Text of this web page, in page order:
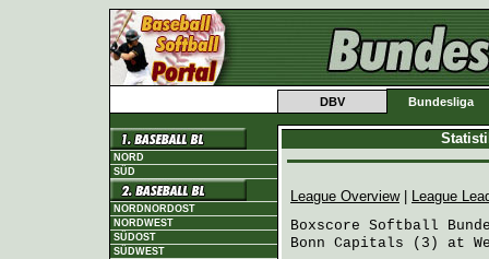
DBV Bundesliga
NORD
SÜD
NORDNORDOST
NORDWEST
SÜDOST
SÜDWEST
League Overview|
League
Boxscore Softball
Bonn Capitals (3) at